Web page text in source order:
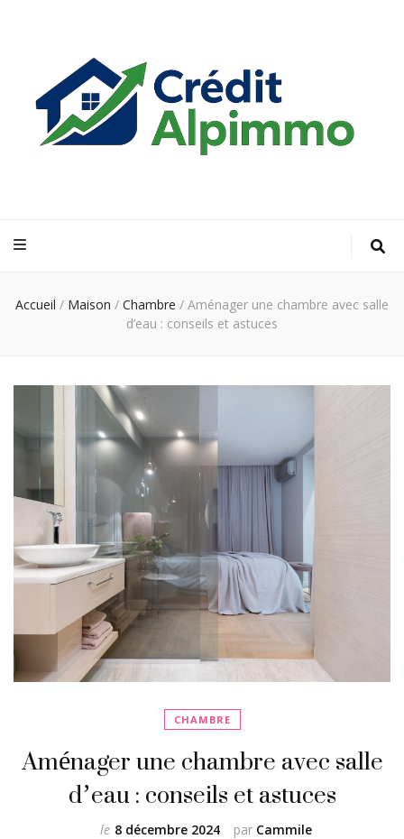
Accueil / Maison / Chambre / Aménager une chambre avec salle
d’eau : conseils et astuces
CHAMBRE
Aménager une chambre avec salle
d’eau : conseils et astuces
par Cammile
le 8 décembre 2024